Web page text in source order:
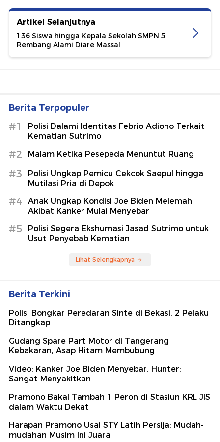
Artikel Selanjutnya
136 Siswa hingga Kepala Sekolah SMPN 5
Rembang Alami Diare Massal
Berita Terpopuler
#1
Polisi Dalami Identitas Febrio Adiono Terkait
Kematian Sutrimo
#2 Malam Ketika Pesepeda Menuntut Ruang
#3
Polisi Ungkap Pemicu Cekcok Saepul hingga
Mutilasi Pria di Depok
#4
Anak Ungkap Kondisi Joe Biden Melemah
Akibat Kanker Mulai Menyebar
#5
Polisi Segera Ekshumasi Jasad Sutrimo untuk
Usut Penyebab Kematian
Lihat Selengkapnya
Berita Terkini
Polisi Bongkar Peredaran Sinte di Bekasi, 2 Pelaku
Ditangkap
Gudang Spare Part Motor di Tangerang
Kebakaran, Asap Hitam Membubung
Video: Kanker Joe Biden Menyebar, Hunter:
Sangat Menyakitkan
Pramono Bakal Tambah 1 Peron di Stasiun KRL JIS
dalam Waktu Dekat
Harapan Pramono Usai STY Latih Persija: Mudah-
mudahan Musim Ini Juara